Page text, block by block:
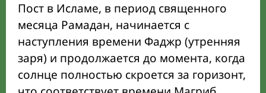
Пост в Исламе, в период священного
месяца Рамадан, начинается с
наступления времени Фаджр (утренняя
заря) и продолжается до момента, когда
солнце полностью скроется за горизонт,